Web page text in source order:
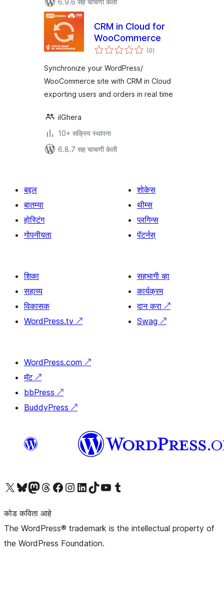
6.9.6 सह चाचणी केली
CRM in Cloud for
WooCommerce
(0एकूण
मूल्यांकन
)
Synchronize your WordPress/
WooCommerce site with CRM in Cloud
exporting users and orders in real time
ilGhera
10+ सक्रिय स्थापना
6.8.7 सह चाचणी केली
बद्दल
बातम्या
होस्टिंग
गोपनीयता
शोकेस
थीम्स
प्लगिन्स
पॅटर्नस्
शिका
सहाय्य
विकासक
WordPress.tv ↗
सहभागी व्हा
कार्यक्रम
दान करा ↗
Swag ↗
WordPress.com ↗
मॅट ↗
bbPress ↗
BuddyPress ↗
आमच्या X (एक्स) (पूर्वीचे ट्विटर) खात्याला भेट द्या आमच्या ब्लूस्की खात्याला भेट द्या.आमच्या Mastodon खात्याला भेट द्या.आमच्या थ्रेड्स खात्याला भेट द्या. आमच्या फेसबुक पेजला भेट द्या आमच्या इंस्टाग्राम खात्याला भेट द्या आमच्या लिंक्डइन खात्याला भेट द्या आमच्या टिकटॉक अकाउंटला भेट द्या.आमच्या यूट्यूब चॅनेलला भेट द्या आमच्या टंबलर खात्याला भेट द्या.
कोड कविता आहे
The WordPress® trademark is the intellectual property of
the WordPress Foundation.